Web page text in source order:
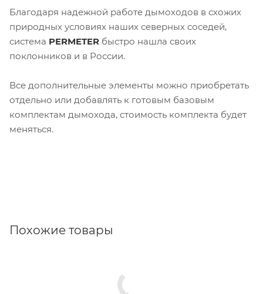
Благодаря надежной работе дымоходов в схожих
природных условиях наших северных соседей,
система PERMETER быстро нашла своих
поклонников и в России.
Все дополнительные элементы можно приобретать
отдельно или добавлять к готовым базовым
комплектам дымохода, стоимость комплекта будет
меняться.
Похожие товары